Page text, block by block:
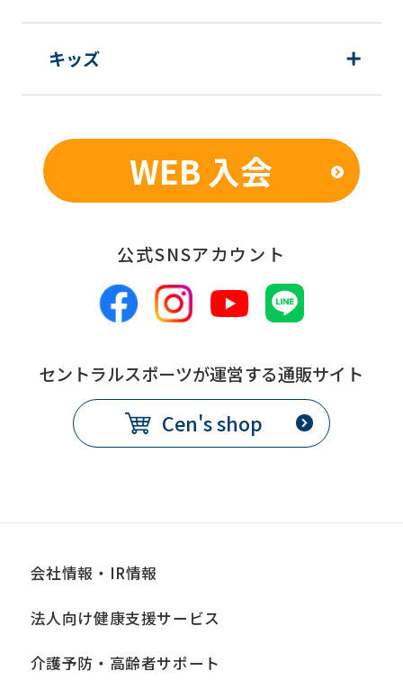
キッズ
WEB 入会
公式SNSアカウント
セントラルスポーツが運営する通販サイト
Cen's shop
会社情報・IR情報
法人向け健康支援サービス
介護予防・高齢者サポート